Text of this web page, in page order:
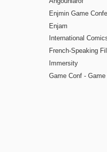
Enjmin Game
Enjam
International
French-Speaking
Immersity
Game Conf -